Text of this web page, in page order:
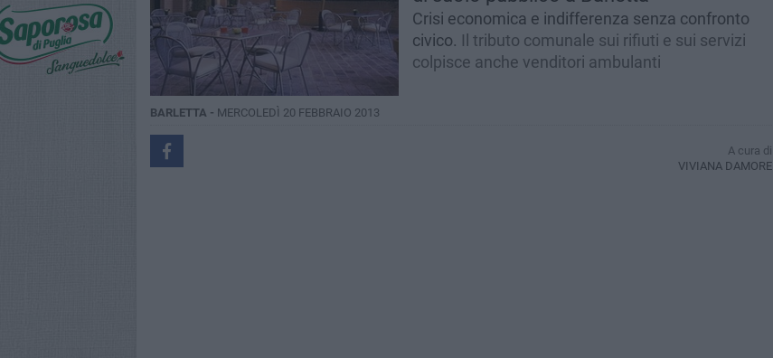
Crisi economica e indifferenza senza confronto
civico. Il tributo comunale sui rifiuti e sui servizi
colpisce anche venditori ambulanti
BARLETTA - MERCOLEDÌ 20 FEBBRAIO 2013
A cura di
VIVIANA DAMORE